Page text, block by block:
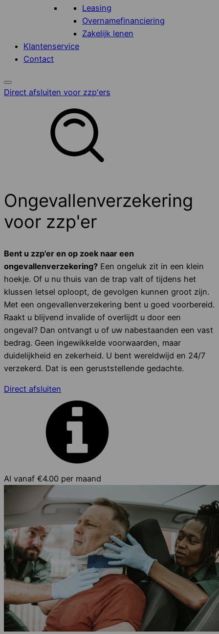
Leasing
Overnamefinanciering
Zakelijk lenen
Klantenservice
Contact
Direct afsluiten voor zzp'ers
Ongevallenverzekering
voor zzp'er
Bent u zzp'er en op zoek naar een
ongevallenverzekering? Een ongeluk zit in een klein
hoekje. Of u nu thuis van de trap valt of tijdens het
klussen letsel oploopt, de gevolgen kunnen groot zijn.
Met een ongevallenverzekering bent u goed voorbereid.
Raakt u blijvend invalide of overlijdt u door een
ongeval? Dan ontvangt u of uw nabestaanden een vast
bedrag. Geen ingewikkelde voorwaarden, maar
duidelijkheid en zekerheid. U bent wereldwijd en 24/7
verzekerd. Dat is een geruststellende gedachte.
Direct afsluiten
Al vanaf €4.00 per maand